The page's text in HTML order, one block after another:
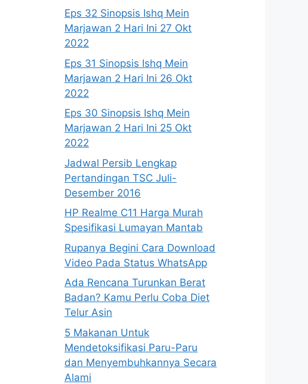
Eps 32 Sinopsis Ishq Mein
Marjawan 2 Hari Ini 27 Okt
2022
Eps 31 Sinopsis Ishq Mein
Marjawan 2 Hari Ini 26 Okt
2022
Eps 30 Sinopsis Ishq Mein
Marjawan 2 Hari Ini 25 Okt
2022
Jadwal Persib Lengkap
Pertandingan TSC Juli-
Desember 2016
HP Realme C11 Harga Murah
Spesifikasi Lumayan Mantab
Rupanya Begini Cara Download
Video Pada Status WhatsApp
Ada Rencana Turunkan Berat
Badan? Kamu Perlu Coba Diet
Telur Asin
5 Makanan Untuk
Mendetoksifikasi Paru-Paru
dan Menyembuhkannya Secara
Alami